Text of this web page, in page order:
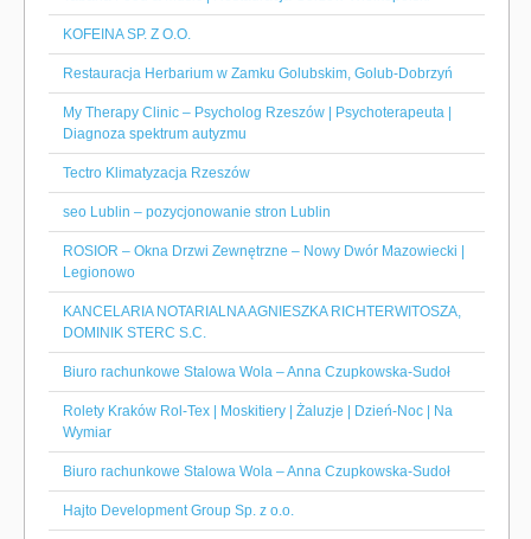
KOFEINA SP. Z O.O.
Restauracja Herbarium w Zamku Golubskim, Golub-Dobrzyń
My Therapy Clinic – Psycholog Rzeszów | Psychoterapeuta |
Diagnoza spektrum autyzmu
Tectro Klimatyzacja Rzeszów
seo Lublin – pozycjonowanie stron Lublin
ROSIOR – Okna Drzwi Zewnętrzne – Nowy Dwór Mazowiecki |
Legionowo
KANCELARIA NOTARIALNA AGNIESZKA RICHTERWITOSZA,
DOMINIK STERC S.C.
Biuro rachunkowe Stalowa Wola – Anna Czupkowska-Sudoł
Rolety Kraków Rol-Tex | Moskitiery | Żaluzje | Dzień-Noc | Na
Wymiar
Biuro rachunkowe Stalowa Wola – Anna Czupkowska-Sudoł
Hajto Development Group Sp. z o.o.